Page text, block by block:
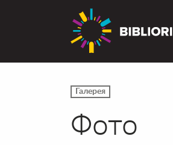
Галерея
Фото